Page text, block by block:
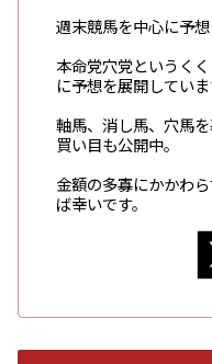
週末競馬を中心に予想
本命党穴党というく
に予想を展開していま
軸馬、消し馬、穴馬
買い目も公開中。
金額の多寡にかかわ
ば幸いです。